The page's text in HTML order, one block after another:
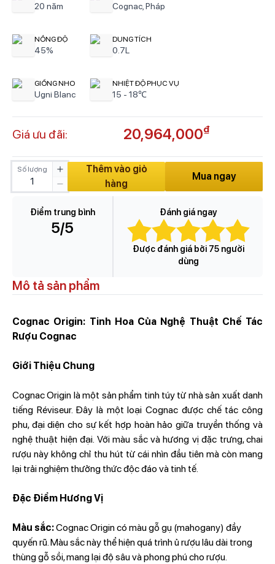
20 năm
NỒNG ĐỘ
45%
GIỐNG NHO
Ugni Blanc
Cognac, Pháp
DUNG TÍCH
0.7L
NHIỆT ĐỘ PHỤC VỤ
15 - 18℃
Giá ưu đãi: 20,964,000₫
Số lượng
Thêm vào giỏ
hàng
Mua ngay
Điểm trung bình
5/5
Đánh giá ngay
Được đánh giá bởi 75 người
dùng
Mô tả sản phẩm
Cognac Origin: Tinh Hoa Của Nghệ Thuật Chế Tác
Rượu Cognac
Giới Thiệu Chung
Cognac Origin là một sản phẩm tinh túy từ nhà sản xuất danh
tiếng Réviseur. Đây là một loại Cognac được chế tác công
phu, đại diện cho sự kết hợp hoàn hảo giữa truyền thống và
nghệ thuật hiện đại. Với màu sắc và hương vị đặc trưng, chai
rượu này không chỉ thu hút từ cái nhìn đầu tiên mà còn mang
lại trải nghiệm thưởng thức độc đáo và tinh tế.
Đặc Điểm Hương Vị
Màu sắc:Cognac Origin có màu gỗ gụ (mahogany) đầy
quyến rũ. Màu sắc này thể hiện quá trình ủ rượu lâu dài trong
thùng gỗ sồi, mang lại độ sâu và phong phú cho rượu.